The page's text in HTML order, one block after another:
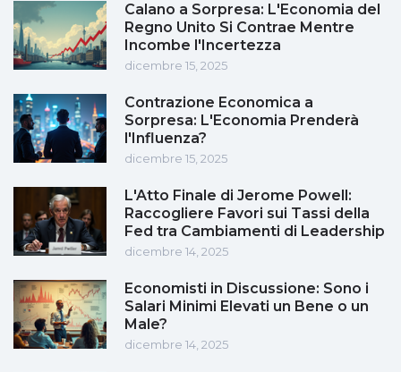
Calano a Sorpresa: L'Economia del
Regno Unito Si Contrae Mentre
Incombe l'Incertezza
dicembre 15, 2025
Contrazione Economica a
Sorpresa: L'Economia Prenderà
l'Influenza?
dicembre 15, 2025
L'Atto Finale di Jerome Powell:
Raccogliere Favori sui Tassi della
Fed tra Cambiamenti di Leadership
dicembre 14, 2025
Economisti in Discussione: Sono i
Salari Minimi Elevati un Bene o un
Male?
dicembre 14, 2025